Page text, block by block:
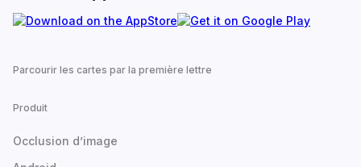
Parcourir les cartes par la première lettre
Produit
Occlusion d’image